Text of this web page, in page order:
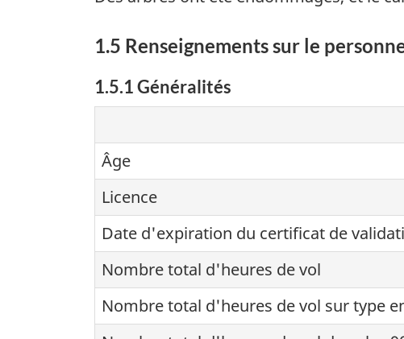
1.5 Renseignements sur le
1.5.1 Généralités
Âge
Licence
Date d'expiration du certificat de
Nombre total d'heures de vol
Nombre total d'heures de vol sur type